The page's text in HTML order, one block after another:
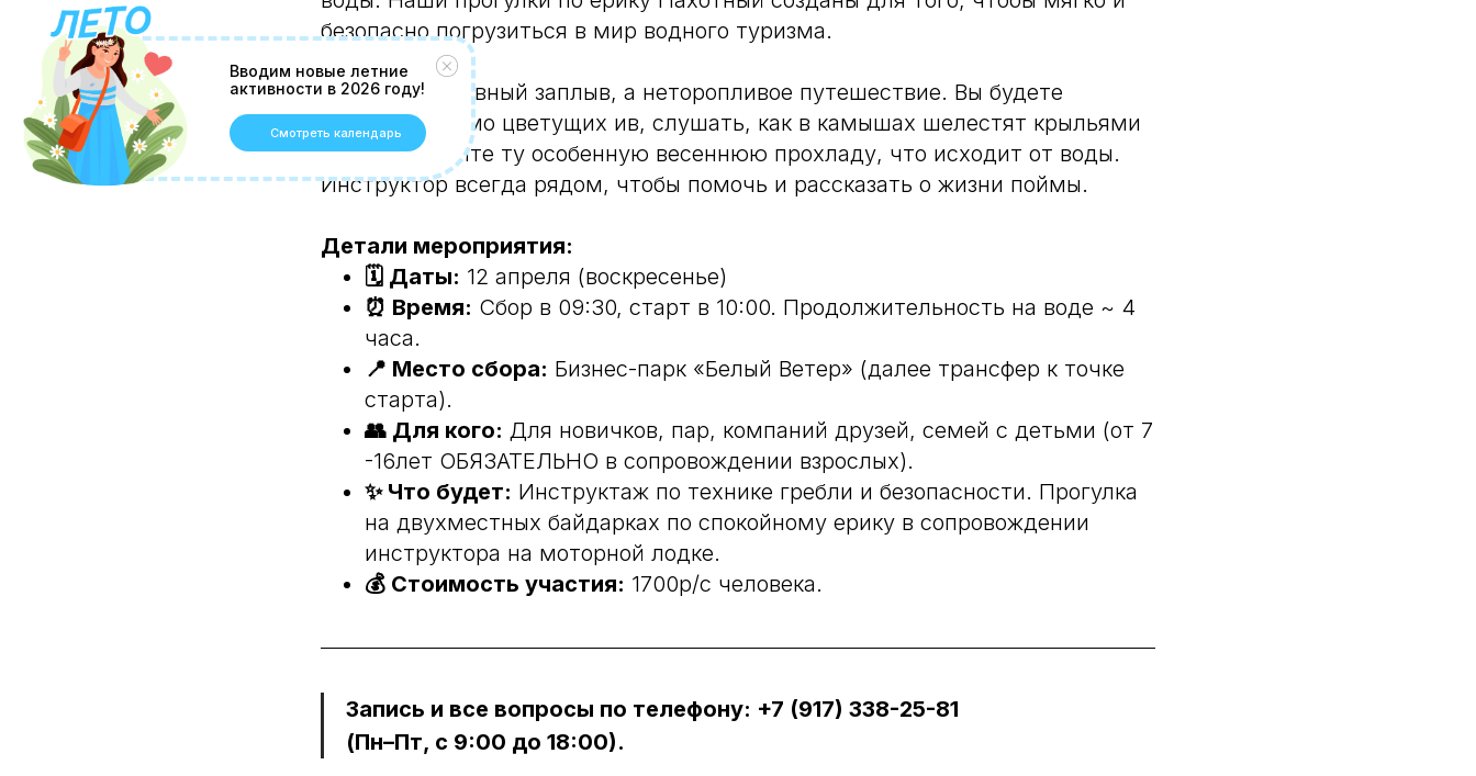
Вводим новые летние
активности в 2026 году!
Смотреть календарь
безопасно погрузиться в мир водного туризма.
Это не спортивный заплыв, а неторопливое путешествие. Вы будете
скользить мимо цветущих ив, слушать, как в камышах шелестят крыльями
утки, и ощутите ту особенную весеннюю прохладу, что исходит от воды.
Инструктор всегда рядом, чтобы помочь и рассказать о жизни поймы.
Детали мероприятия:
🗓 Даты: 12 апреля (воскресенье)
⏰ Время: Сбор в 09:30, старт в 10:00. Продолжительность на воде ~ 4
часа.
📍 Место сбора: Бизнес-парк «Белый Ветер» (далее трансфер к точке
старта).
👥 Для кого: Для новичков, пар, компаний друзей, семей с детьми (от 7
-16лет ОБЯЗАТЕЛЬНО в сопровождении взрослых).
✨ Что будет: Инструктаж по технике гребли и безопасности. Прогулка
на двухместных байдарках по спокойному ерику в сопровождении
инструктора на моторной лодке.
💰 Стоимость участия: 1700р/с человека.
Запись и все вопросы по телефону: +7 (917) 338-25-81
(Пн–Пт, с 9:00 до 18:00).